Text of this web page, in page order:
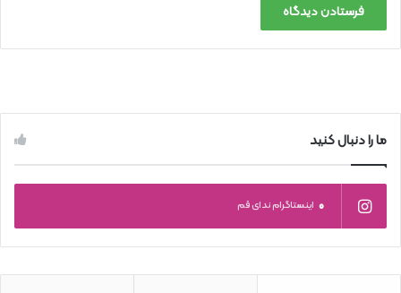
ما را دنبال کنید
0 اینستاگرام ندای قم